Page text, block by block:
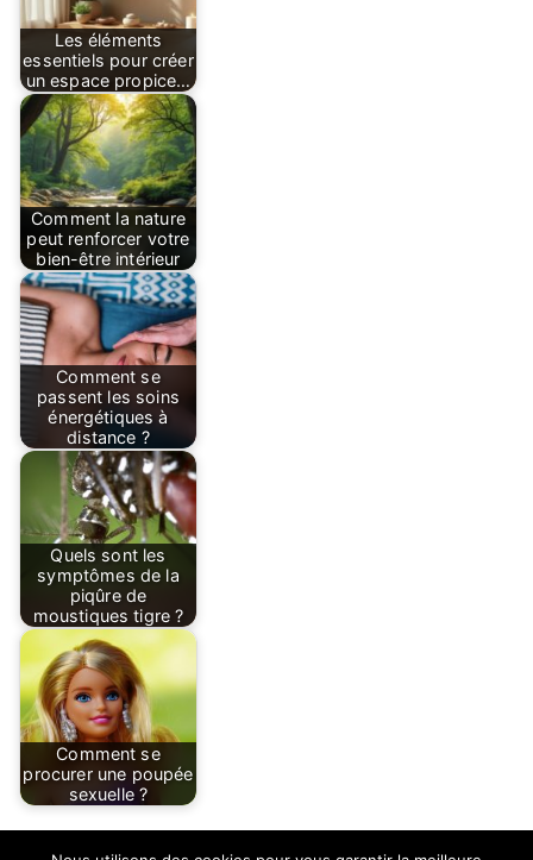
Les éléments
essentiels pour créer
un espace propice…
Comment la nature
peut renforcer votre
bien-être intérieur
Comment se
passent les soins
énergétiques à
distance ?
Quels sont les
symptômes de la
piqûre de
moustiques tigre ?
Comment se
procurer une poupée
sexuelle ?